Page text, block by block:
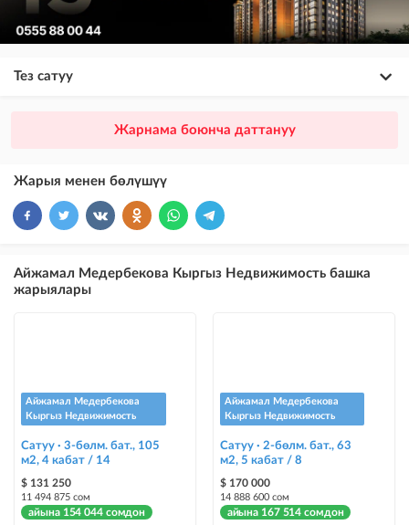
Тез сатуу
VIP жарыялардын үстүнө жарыя жайгаштыруу + Instagramдагы акы
бекер жарыялардын үстүнө жарыя жайгаштыруу
бекер жарыялардын үстүнө жарыя жайгаштыруу (VIPтен кийин)
@house_kg Instagram аккаунтуна жана Telegram каналына жарыя
жайгаштыруу + Instagramдагы акы төлөнүүчү жарнама
Түс менен белгилөө
жарыялардын арасында башка түстө бөлүп көрсөтүлөт
Жарнама боюнча даттануу
Жарыя менен бөлүшүү
Айжамал Медербекова Кыргыз Недвижимость башка
жарыялары
Айжамал Медербекова
Кыргыз Недвижимость
Сатуу · 3-бөлм. бат., 105
м2, 4 кабат / 14
$ 131 250
11 494 875 сом
айына 154 044 сомдон
Айжамал Медербекова
Кыргыз Недвижимость
Сатуу · 2-бөлм. бат., 63
м2, 5 кабат / 8
$ 170 000
14 888 600 сом
айына 167 514 сомдон